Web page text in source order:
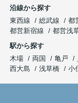
沿線から探す
東西線
総武線 都
都営新宿線
都営浅
駅から探す
木場
両国 亀戸
西大島
浅草橋 小